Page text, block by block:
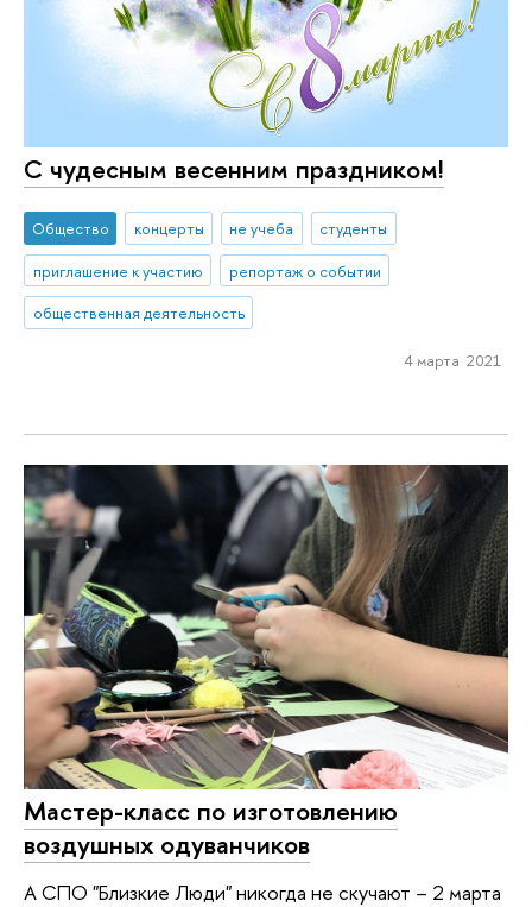
С чудесным весенним праздником!
Общество концерты не учеба
студенты
приглашение к участию
репортаж о событии
общественная деятельность
4 марта 2021
Мастер-класс по изготовлению
воздушных одуванчиков
А СПО "Близкие Люди" никогда не скучают – 2 марта